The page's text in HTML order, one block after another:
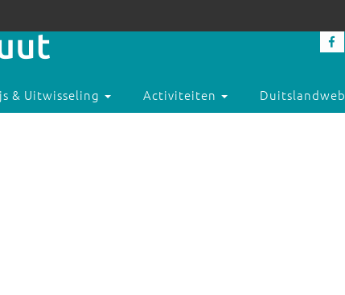
& Uitwisseling Activiteiten Duitslandweb